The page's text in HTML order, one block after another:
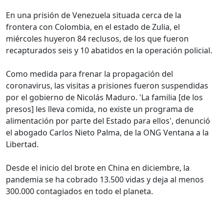
En una prisión de Venezuela situada cerca de la
frontera con Colombia, en el estado de Zulia, el
miércoles huyeron 84 reclusos, de los que fueron
recapturados seis y 10 abatidos en la operación policial.
Como medida para frenar la propagación del
coronavirus, las visitas a prisiones fueron suspendidas
por el gobierno de Nicolás Maduro. 'La familia [de los
presos] les lleva comida, no existe un programa de
alimentación por parte del Estado para ellos', denunció
el abogado Carlos Nieto Palma, de la ONG Ventana a la
Libertad.
Desde el inicio del brote en China en diciembre, la
pandemia se ha cobrado 13.500 vidas y deja al menos
300.000 contagiados en todo el planeta.